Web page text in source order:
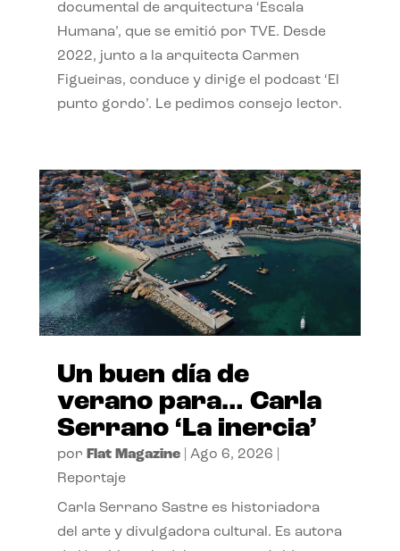
documental de arquitectura ‘Escala
Humana’, que se emitió por TVE. Desde
2022, junto a la arquitecta Carmen
Figueiras, conduce y dirige el podcast ‘El
punto gordo’. Le pedimos consejo lector.
Un buen día de
verano para… Carla
Serrano ‘La inercia’
por Flat Magazine| Ago 6, 2026
Reportaje
Carla Serrano Sastre es historiadora
del arte y divulgadora cultural. Es autora